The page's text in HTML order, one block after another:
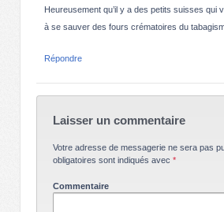
Heureusement qu’il y a des petits suisses qui
à se sauver des fours crématoires du
Répondre
Laisser un commentaire
Votre adresse de messagerie ne sera pas
obligatoires sont indiqués avec *
Commentaire